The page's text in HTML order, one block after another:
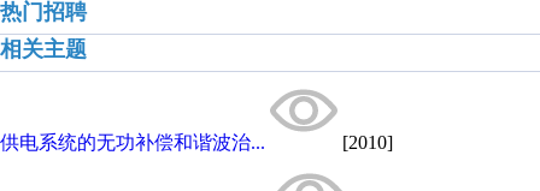
热门招聘
相关主题
供电系统的无功补偿和谐波治... [2010]